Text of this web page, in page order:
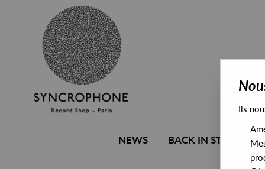
NEWS BACK IN STOCK
Ils